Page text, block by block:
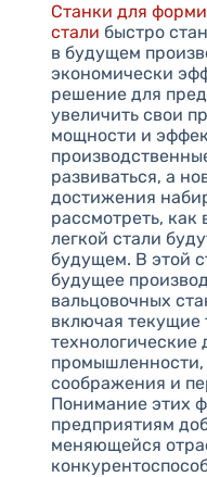
Станки для
стали быстро
в будущем
экономически
решение для
увеличить свои
мощности и
развиваться, а
достижения
рассмотреть, как
легкой стали
будущем. В этой
будущее
вальцовочных
включая текущие
промышленности,
соображения и
Понимание этих
предприятиям
меняющейся